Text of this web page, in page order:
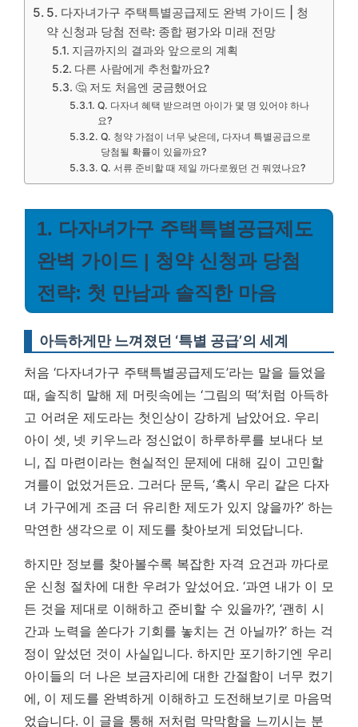
5. 다자녀가구 주택특별공급제도 완벽 가이드 | 청
약 신청과 당첨 전략: 종합 평가와 미래 전망
지금까지의 결과와 앞으로의 계획
다른 사람에게 추천할까요?
🤔 저도 처음엔 궁금했어요
Q. 다자녀 혜택 받으려면 아이가 몇 명 있어야 하나
요?
Q. 청약 가점이 너무 낮은데, 다자녀 특별공급으로
당첨될 확률이 있을까요?
Q. 서류 준비할 때 제일 까다로웠던 건 뭐였나요?
1. 다자녀가구 주택특별공급제도
완벽 가이드 | 청약 신청과 당첨
전략: 첫 만남과 솔직한 마음
아득하게만 느껴졌던 ‘특별 공급’의 세계
처음 ‘다자녀가구 주택특별공급제도’라는 말을 들었을
때, 솔직히 말해 제 머릿속에는 ‘그림의 떡’처럼 아득하
고 어려운 제도라는 첫인상이 강하게 남았어요. 우리
아이 셋, 넷 키우느라 정신없이 하루하루를 보내다 보
니, 집 마련이라는 현실적인 문제에 대해 깊이 고민할
겨를이 없었거든요. 그러다 문득, ‘혹시 우리 같은 다자
녀 가구에게 조금 더 유리한 제도가 있지 않을까?’ 하는
막연한 생각으로 이 제도를 찾아보게 되었답니다.
하지만 정보를 찾아볼수록 복잡한 자격 요건과 까다로
운 신청 절차에 대한 우려가 앞섰어요. ‘과연 내가 이 모
든 것을 제대로 이해하고 준비할 수 있을까?’, ‘괜히 시
간과 노력을 쏟다가 기회를 놓치는 건 아닐까?’ 하는 걱
정이 앞섰던 것이 사실입니다. 하지만 포기하기엔 우리
아이들의 더 나은 보금자리에 대한 간절함이 너무 컸기
에, 이 제도를 완벽하게 이해하고 도전해보기로 마음먹
었습니다. 이 글을 통해 저처럼 막막함을 느끼시는 분